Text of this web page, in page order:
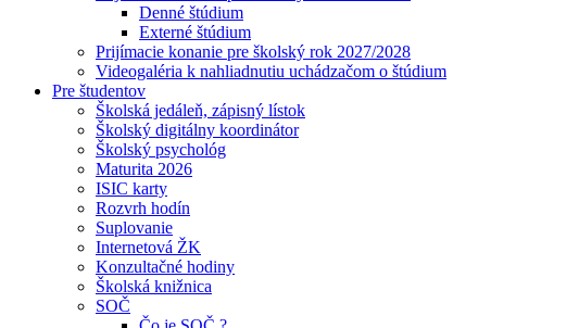
Denné štúdium
Externé štúdium
Prijímacie konanie pre školský rok 2027/2028
Videogaléria k nahliadnutiu uchádzačom o štúdium
Pre študentov
Školská jedáleň, zápisný lístok
Školský digitálny koordinátor
Školský psychológ
Maturita 2026
ISIC karty
Rozvrh hodín
Suplovanie
Internetová ŽK
Konzultačné hodiny
Školská knižnica
SOČ